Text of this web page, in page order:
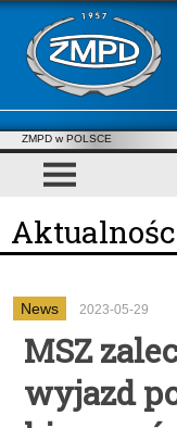
ZMPD w POLSCE
News 2023-05-29
MSZ
wyjazd